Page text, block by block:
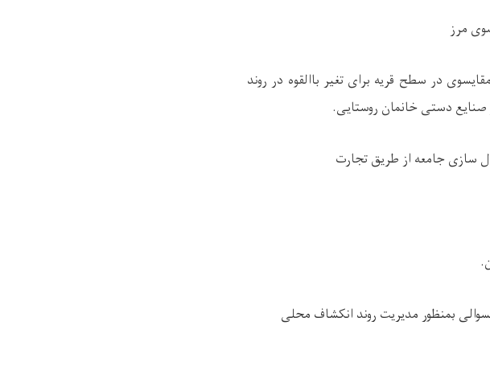
مرز
در سطح قریه برای تغیر باالقوه در روند
صنایع دستی خانمان روستایی.
سازی جامعه از طریق تجارت
بمنظور مدیریت روند انکشاف محلی